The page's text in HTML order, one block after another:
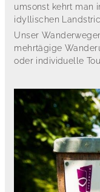
umsonst kehrt man
idyllischen
Unser
mehrtägige
oder individuelle